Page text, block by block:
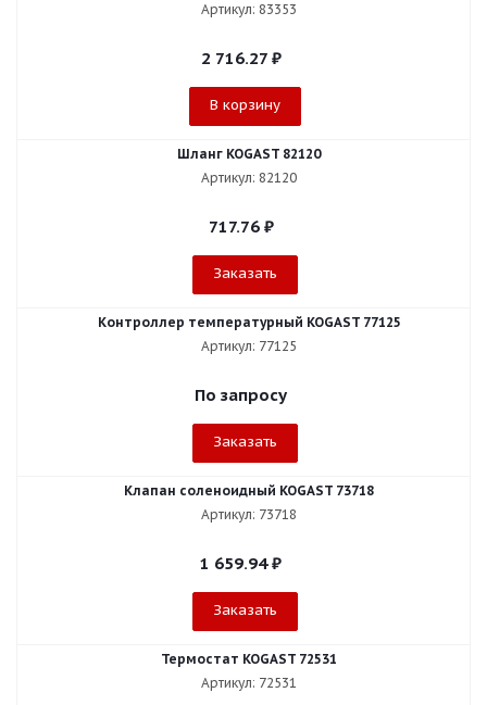
Артикул: 83353
2 716.27₽
В корзину
Шланг KOGAST 82120
Артикул: 82120
717.76₽
Заказать
Контроллер температурный KOGAST 77125
Артикул: 77125
По запросу
Заказать
Клапан соленоидный KOGAST 73718
Артикул: 73718
1 659.94₽
Заказать
Термостат KOGAST 72531
Артикул: 72531